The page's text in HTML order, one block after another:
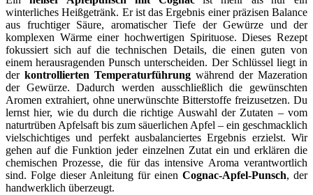
winterliches Heißgetränk. Er ist das Ergebnis einer präzisen Balance
aus fruchtiger Säure, aromatischer Tiefe der Gewürze und der
komplexen Wärme einer hochwertigen Spirituose. Dieses Rezept
fokussiert sich auf die technischen Details, die einen guten von
einem herausragenden Punsch unterscheiden. Der Schlüssel liegt in
der kontrollierten Temperaturführung während der Mazeration
der Gewürze. Dadurch werden ausschließlich die gewünschten
Aromen extrahiert, ohne unerwünschte Bitterstoffe freizusetzen. Du
lernst hier, wie du durch die richtige Auswahl der Zutaten – vom
naturtrüben Apfelsaft bis zum säuerlichen Apfel – ein geschmacklich
vielschichtiges und perfekt ausbalanciertes Ergebnis erzielst. Wir
gehen auf die Funktion jeder einzelnen Zutat ein und erklären die
chemischen Prozesse, die für das intensive Aroma verantwortlich
sind. Folge dieser Anleitung für einen Cognac-Apfel-Punsch, der
handwerklich überzeugt.